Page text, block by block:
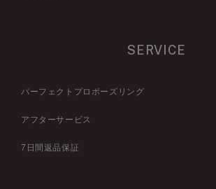
SERVICE
パーフェクトプロポーズリング
アフターサービス
7日間返品保証